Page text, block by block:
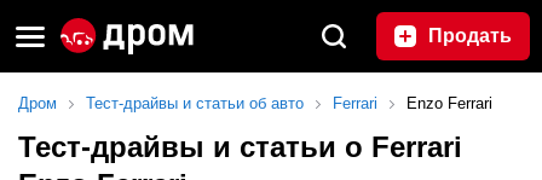
Продать
Дром Тест-драйвы и статьи об авто Ferrari Enzo Ferrari
Тест-драйвы и статьи о Ferrari